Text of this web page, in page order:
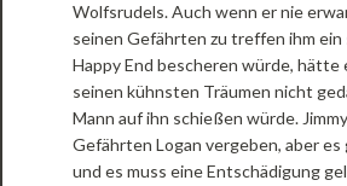
Wolfsrudels. Auch wenn er nie
seinen Gefährten zu treffen ihm
Happy End bescheren würde, hätte
seinen kühnsten Träumen nicht
Mann auf ihn schießen würde.
Gefährten Logan vergeben, aber
und es muss eine Entschädigung